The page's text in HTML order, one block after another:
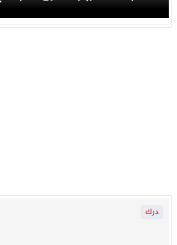
درك